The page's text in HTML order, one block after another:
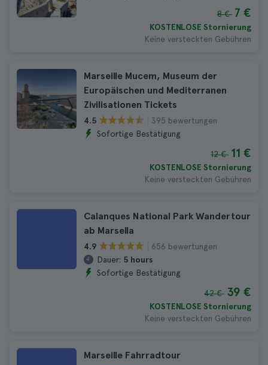
8 € 7 €
KOSTENLOSE Stornierung
Keine versteckten Gebühren
Marseille Mucem, Museum der
Europäischen und Mediterranen
Zivilisationen Tickets
4.5
395 bewertungen
Sofortige Bestätigung
12 € 11 €
KOSTENLOSE Stornierung
Keine versteckten Gebühren
Calanques National Park Wandertour
ab Marsella
4.9
656 bewertungen
Dauer: 5 hours
Sofortige Bestätigung
42 € 39 €
KOSTENLOSE Stornierung
Keine versteckten Gebühren
Marseille Fahrradtour